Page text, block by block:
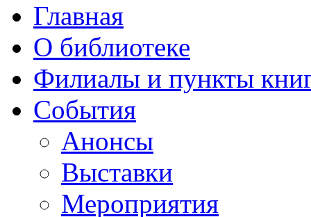
Главная
О библиотеке
Филиалы и пункты
События
Анонсы
Выставки
Мероприятия